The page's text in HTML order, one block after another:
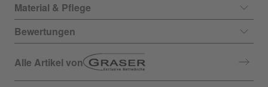
Material & Pflege
Bewertungen
Alle Artikel von